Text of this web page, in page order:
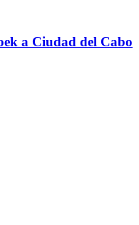
a Ciudad del Cabo